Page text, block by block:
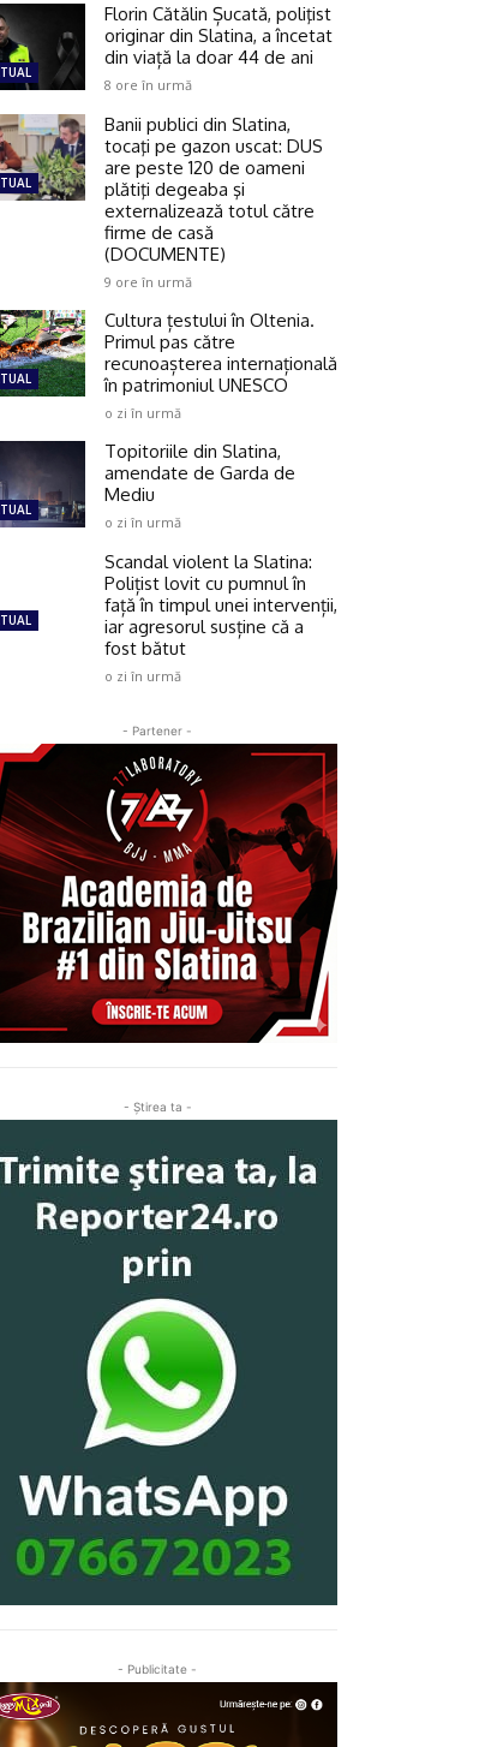
Florin Cătălin Șucată, poliţist
originar din Slatina, a încetat
din viață la doar 44 de ani
8 ore în urmă
Banii publici din Slatina,
tocaţi pe gazon uscat: DUS
are peste 120 de oameni
plătiţi degeaba şi
externalizează totul către
firme de casă
(DOCUMENTE)
9 ore în urmă
Cultura țestului în Oltenia.
Primul pas către
recunoașterea internațională
în patrimoniul UNESCO
o zi în urmă
Topitoriile din Slatina,
amendate de Garda de
Mediu
o zi în urmă
Scandal violent la Slatina:
Polițist lovit cu pumnul în
față în timpul unei intervenții,
iar agresorul susține că a
fost bătut
o zi în urmă
- Partener -
- Ştirea ta -
- Publicitate -